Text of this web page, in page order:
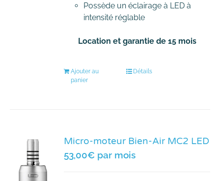
Possède un éclairage à LED à
intensité réglable
Location et garantie de 15 mois
Ajouter au
panier
Détails
Micro-moteur Bien-Air MC2 LED
53,00€ par mois